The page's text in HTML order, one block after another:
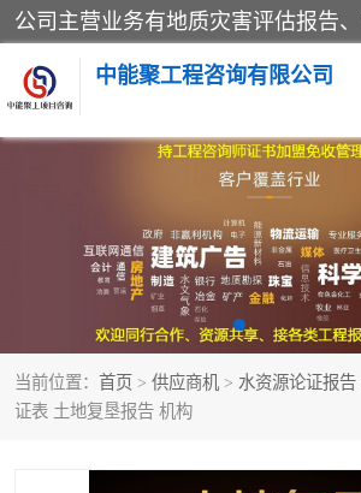
中能聚工程咨询有限公司
当前位置： 首页 > 供应商机 > 水资源论证报告
证表 土地复垦报告 机构
水资源论证报告 土地
地质灾害评估报告 工程项
节能评估报告